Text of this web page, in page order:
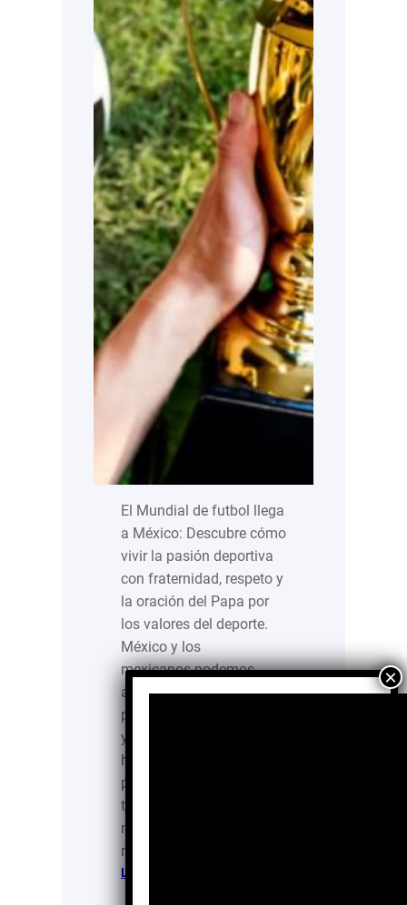
El Mundial de futbol llega
a México: Descubre cómo
vivir la pasión deportiva
con fraternidad, respeto y
la oración del Papa por
los valores del deporte.
México y los
mexicanos podemos
aceptar que somos un
país festivo, disfrutamos
y compartimos el buen
humor durante los
preparativos, en el
transcurso del evento y,
más adelante, al
recordarlo. Eso…
Leer más…